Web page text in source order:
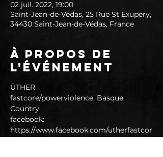
02 juil. 2022, 19:00
Saint-Jean-de-Védas, 25 Rue St Exupery,
34430 Saint-Jean-de-Védas, France
À propos de
l'événement
ÜTHER
fastcore/powerviolence, Basque
Country
facebook:
https://www.facebook.com/utherfastcor